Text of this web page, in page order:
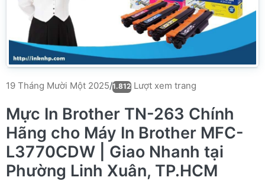
19 Tháng Mười Một 2025/1.812 Lượt xem trang
Mực In Brother TN-263 Chính
Hãng cho Máy In Brother MFC-
L3770CDW | Giao Nhanh tại
Phường Linh Xuân, TP.HCM